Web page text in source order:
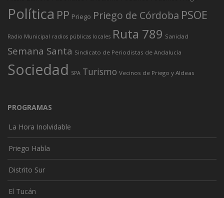
Política PP Priego Priego de Córdoba PSOE
Radio Municipal radios públicas locales Ruta 789 Sanidad
Semana Santa Sindicato de Periodistas de Andalucía
Sociedad SPA Turismo Vecinos de Priego y Aldeas
PROGRAMAS
La Hora Inolvidable
Priego Habla
Distrito Sur
El Tucán